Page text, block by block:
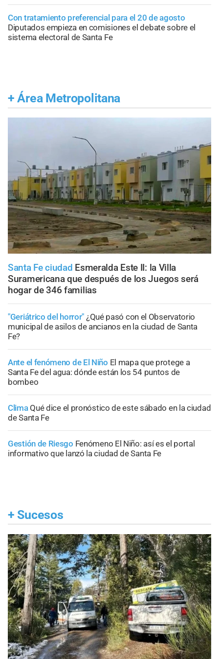
Con tratamiento preferencial para el 20 de agosto
Diputados empieza en comisiones el debate sobre el
sistema electoral de Santa Fe
+ Área Metropolitana
Santa Fe ciudad Esmeralda Este II: la Villa
Suramericana que después de los Juegos será
hogar de 346 familias
"Geriátrico del horror" ¿Qué pasó con el Observatorio
municipal de asilos de ancianos en la ciudad de Santa
Fe?
Ante el fenómeno de El Niño El mapa que protege a
Santa Fe del agua: dónde están los 54 puntos de
bombeo
Clima Qué dice el pronóstico de este sábado en la ciudad
de Santa Fe
Gestión de Riesgo Fenómeno El Niño: así es el portal
informativo que lanzó la ciudad de Santa Fe
+ Sucesos